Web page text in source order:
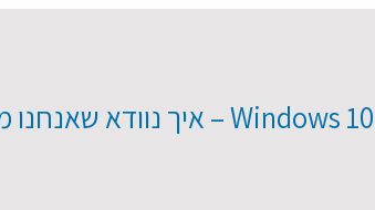
Windows 10 – איך נוודא שאנחנו משיגים את הגרסא הטובה ביותר?